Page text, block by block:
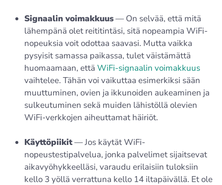
Signaalin voimakkuus— On selvää, että mitä
lähempänä olet reititintäsi, sitä nopeampia WiFi-
nopeuksia voit odottaa saavasi. Mutta vaikka
pysyisit samassa paikassa, tulet väistämättä
huomaamaan, että WiFi-signaalin voimakkuus
vaihtelee. Tähän voi vaikuttaa esimerkiksi sään
muuttuminen, ovien ja ikkunoiden aukeaminen ja
sulkeutuminen sekä muiden lähistöllä olevien
WiFi-verkkojen aiheuttamat häiriöt.
Käyttöpiikit— Jos käytät WiFi-
nopeustestipalvelua, jonka palvelimet sijaitsevat
aikavyöhykkeelläsi, varaudu erilaisiin tuloksiin
kello 3 yöllä verrattuna kello 14 iltapäivällä. Et ole